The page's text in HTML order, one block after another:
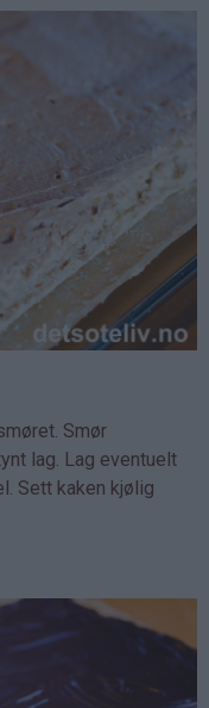
Smør
lag. Lag eventuelt
Sett kaken kjølig